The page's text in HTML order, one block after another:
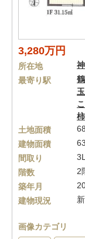
3,280万円
所在地
最寄り駅
土地面積
建物面積
間取り
階数
2
築年月
建物現況
画像カテゴリ